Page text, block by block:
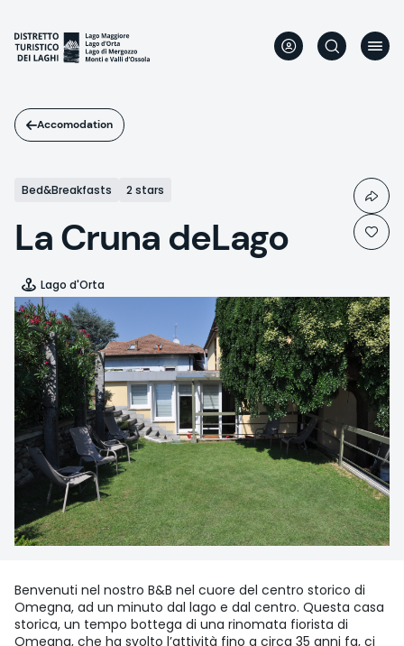
main
content
Accomodation
Bed&Breakfasts 2 stars
La Cruna deLago
Lago d'Orta
Benvenuti nel nostro B&B nel cuore del centro storico di
Omegna, ad un minuto dal lago e dal centro. Questa casa
storica, un tempo bottega di una rinomata fiorista di
Omegna, che ha svolto l’attività fino a circa 35 anni fa, ci